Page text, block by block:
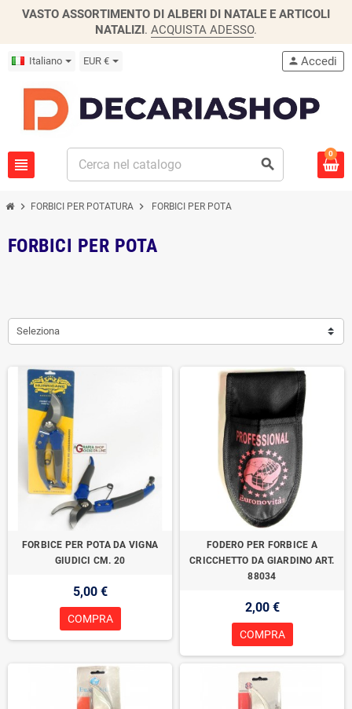
VASTO ASSORTIMENTO DI ALBERI DI NATALE E ARTICOLI
NATALIZI. ACQUISTA ADESSO.
Italiano EUR €
view_headline search
person Accedi
0
chevron_right FORBICI PER POTATURA chevron_right FORBICI PER POTA
FORBICI PER POTA
Seleziona
FORBICE PER POTA DA VIGNA
GIUDICI CM. 20
5,00 €
COMPRA
FODERO PER FORBICE A
CRICCHETTO DA GIARDINO ART.
88034
2,00 €
COMPRA